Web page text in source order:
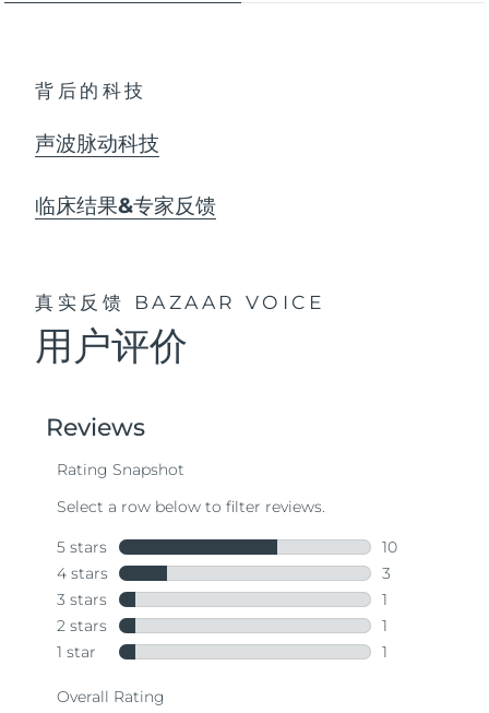
背后的科技
声波脉动科技
临床结果&专家反馈
真实反馈 BAZAAR VOICE
用户评价